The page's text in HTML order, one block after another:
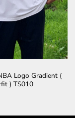
Logo Gradient (
) TS010